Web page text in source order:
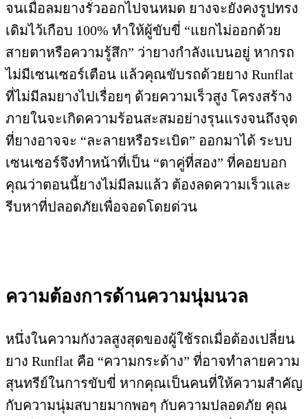
จนเมื่อลมยางรั่วออกไปจนหมด ยางจะยังคงรูปทรง
เดิมไว้เกือบ 100% ทำให้ผู้ขับขี่ “แยกไม่ออกด้วย
สายตาหรือความรู้สึก” ว่ายางกำลังแบนอยู่ หากรถ
ไม่มีเซนเซอร์เตือน แล้วคุณขับรถด้วยยาง Runflat
ที่ไม่มีลมยางไปเรื่อยๆ ด้วยความเร็วสูง โครงสร้าง
ภายในจะเกิดความร้อนสะสมอย่างรุนแรงจนถึงจุด
ที่ยางอาจจะ “ละลายหรือระเบิด” ออกมาได้ ระบบ
เซนเซอร์จึงทำหน้าที่เป็น “ตาคู่ที่สอง” ที่คอยบอก
คุณว่าตอนนี้ยางไม่มีลมแล้ว ต้องลดความเร็วและ
รีบหาที่ปลอดภัยเพื่อจอดโดยด่วน
ความต้องการด้านความนุ่มนวล
หนึ่งในความกังวลสูงสุดของผู้ใช้รถเมื่อต้องเปลี่ยน
ยาง Runflat คือ “ความกระด้าง” ที่อาจทำลายความ
สุนทรีย์ในการขับขี่ หากคุณเป็นคนที่ให้ความสำคัญ
กับความนุ่มสบายมากพอๆ กับความปลอดภัย คุณ